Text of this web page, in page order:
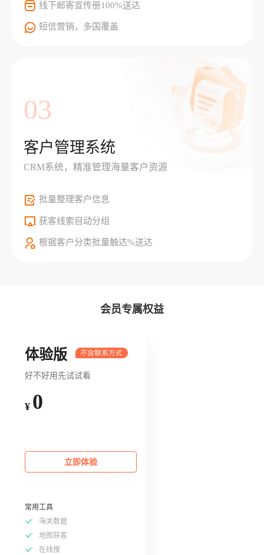
线下邮寄宣传册100%送达
短信营销，多国覆盖
03
客户管理系统
CRM系统，精准管理海量客户资源
批量整理客户信息
获客线索自动分组
根据客户分类批量触达%送达
会员专属权益
体验版
好不好用先试试看
¥ 0
立即体验
常用工具
海关数据
地图获客
在线搜